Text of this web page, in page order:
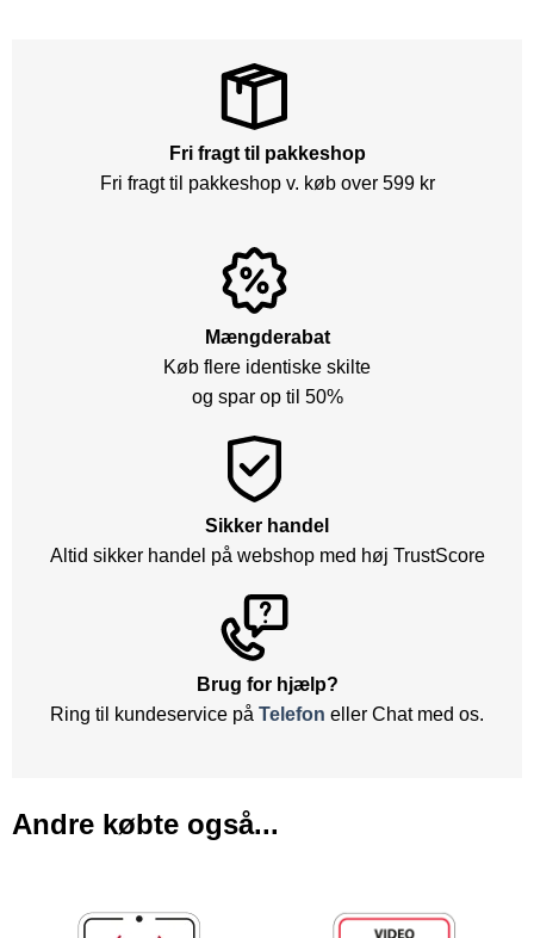
Fri fragt til pakkeshop
Fri fragt til pakkeshop v. køb over 599 kr
Mængderabat
Køb flere identiske skilte
og spar op til 50%
Sikker handel
Altid sikker handel på webshop med høj TrustScore
Brug for hjælp?
Ring til kundeservice på Telefon eller Chat med os.
Andre købte også...